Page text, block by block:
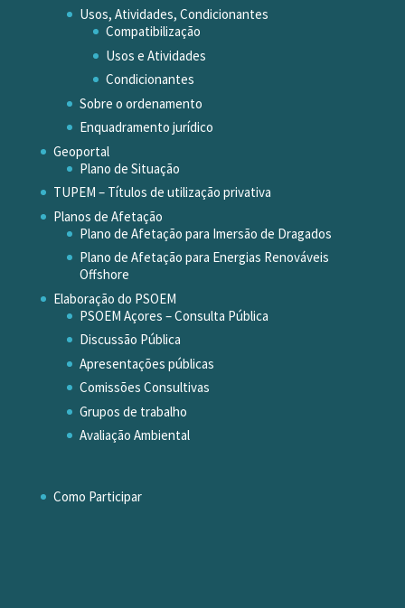
Usos, Atividades, Condicionantes
Compatibilização
Usos e Atividades
Condicionantes
Sobre o ordenamento
Enquadramento jurídico
Geoportal
Plano de Situação
TUPEM – Títulos de utilização privativa
Planos de Afetação
Plano de Afetação para Imersão de Dragados
Plano de Afetação para Energias Renováveis
Offshore
Elaboração do PSOEM
PSOEM Açores – Consulta Pública
Discussão Pública
Apresentações públicas
Comissões Consultivas
Grupos de trabalho
Avaliação Ambiental
Como Participar